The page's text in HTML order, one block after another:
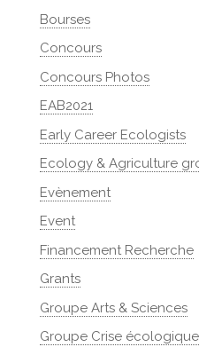
Bourses
Concours
Concours Photos
EAB2021
Early Career Ecologists
Ecology & Agriculture
Evènement
Event
Financement Recherche
Grants
Groupe Arts & Sciences
Groupe Crise écologique